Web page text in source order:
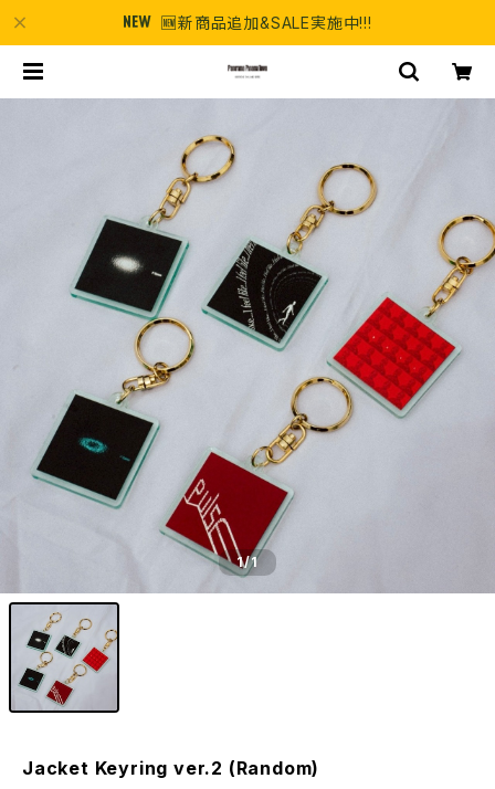
🆕新商品追加&SALE実施中!!!
1/1
Jacket Keyring ver.2 (Random)